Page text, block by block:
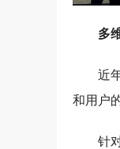
多
近
和用户
针